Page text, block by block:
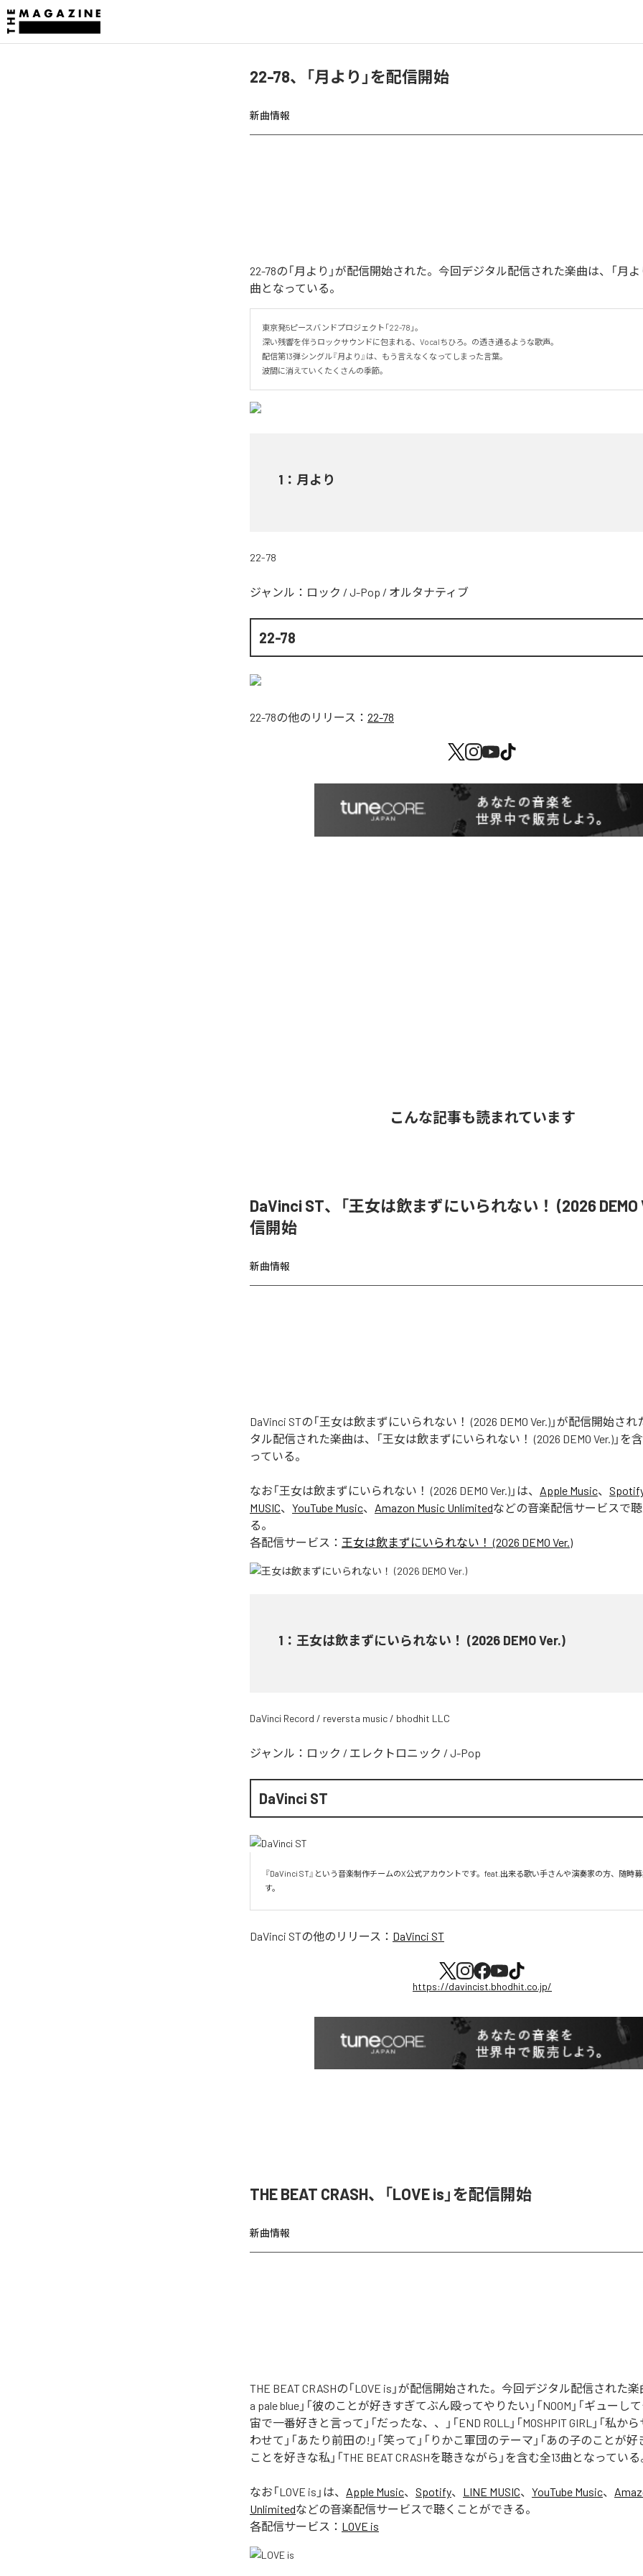
22-78、「月より」を配信開始
新曲情報
22-78の「月より」が配信開始された。今回デジタル配信された楽曲は、「月よ
曲となっている。
東京発5ピースバンドプロジェクト「22-78」。
深い残響を伴うロックサウンドに包まれる、Vocalちひろ。の透き通るような歌声。
配信第13弾シングル『月より』は、もう言えなくなってしまった言葉。
波間に消えていくたくさんの季節。
1 ： 月より
22-78
ジャンル： ロック / J-Pop / オルタナティブ
22-78
22-78の他のリリース： 22-78
こんな記事も読まれています
DaVinci ST、「王女は飲まずにいられない！ (2026 DEMO
信開始
新曲情報
DaVinci STの「王女は飲まずにいられない！ (2026 DEMO Ver.)」が配信開始さ
タル配信された楽曲は、「王女は飲まずにいられない！ (2026 DEMO Ver.)」を
っている。
なお「王女は飲まずにいられない！ (2026 DEMO Ver.) 」は、 Apple Music、
MUSIC、 YouTube Music、 Amazon Music Unlimitedなどの音楽配信サービスで
る。
各配信サービス： 王女は飲まずにいられない！ (2026 DEMO Ver.)
1 ： 王女は飲まずにいられない！ (2026 DEMO Ver.)
DaVinci Record / reversta music / bhodhit LLC
ジャンル： ロック / エレクトロニック / J-Pop
DaVinci ST
『DaVinci ST』という音楽制作チームのX公式アカウントです。feat.出来る歌い手さんや演奏家の方、随時
す。
DaVinci STの他のリリース： DaVinci ST
https://davincist.bhodhit.co.jp/
THE BEAT CRASH、「LOVE is」を配信開始
新曲情報
THE BEAT CRASHの「LOVE is」が配信開始された。今回デジタル配信された楽
a pale blue」「彼のことが好きすぎてぶん殴ってやりたい」「NOOM」「ギューし
宙で一番好きと言って」「だったな、、」「END ROLL」「MOSHPIT GIRL」「私か
わせて」「あたり前田の!」「笑って」「りかこ軍団のテーマ」「あの子のことが
ことを好きな私」「THE BEAT CRASHを聴きながら」を含む全13曲となっている
なお「LOVE is 」は、 Apple Music、 Spotify、 LINE MUSIC、 YouTube Music、
Unlimitedなどの音楽配信サービスで聴くことができる。
各配信サービス： LOVE is